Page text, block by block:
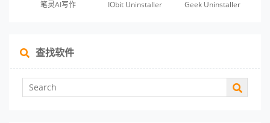
笔灵AI写作 IObit Uninstaller Geek Uninstaller
查找软件